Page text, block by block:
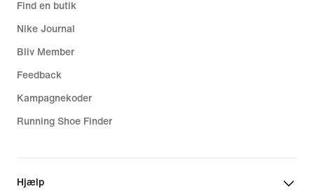
Find en butik
Nike Journal
Bliv Member
Feedback
Kampagnekoder
Running Shoe Finder
Hjælp